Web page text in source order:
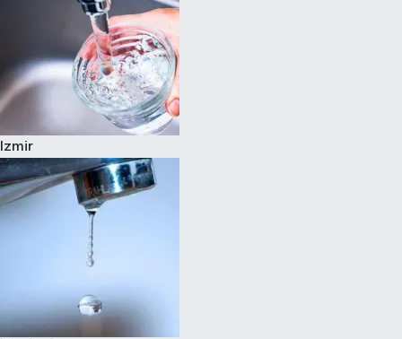
Izmir